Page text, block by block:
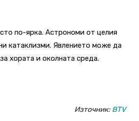
по-ярка. Астрономи от целия
катаклизми. Явлението може да
хората и околната среда.
Източник: BTV